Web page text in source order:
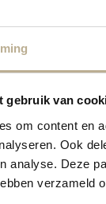
gebruik van
om content en
Ook
analyse. Deze
verzameld